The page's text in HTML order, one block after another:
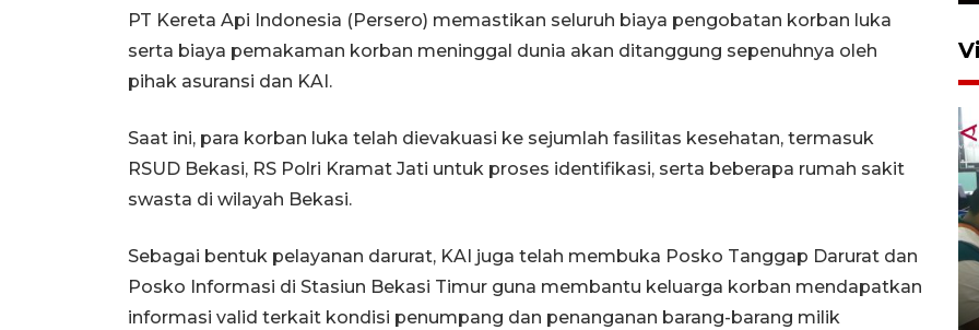
PT Kereta Api Indonesia (Persero) memastikan seluruh biaya pengobatan korban luka
serta biaya pemakaman korban meninggal dunia akan ditanggung sepenuhnya oleh
pihak asuransi dan KAI.
Saat ini, para korban luka telah dievakuasi ke sejumlah fasilitas kesehatan, termasuk
RSUD Bekasi, RS Polri Kramat Jati untuk proses identifikasi, serta beberapa rumah sakit
swasta di wilayah Bekasi.
Sebagai bentuk pelayanan darurat, KAI juga telah membuka Posko Tanggap Darurat dan
Posko Informasi di Stasiun Bekasi Timur guna membantu keluarga korban mendapatkan
informasi valid terkait kondisi penumpang dan penanganan barang-barang milik
Ambon ajak semua pihak buka
ruang pada anak di lembaga
pembinaan